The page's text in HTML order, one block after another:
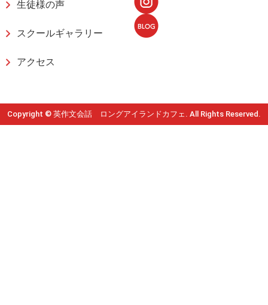
生徒様の声
スクールギャラリー
アクセス
Copyright © 英作文会話 ロングアイランドカフェ. All Rights Reserved.